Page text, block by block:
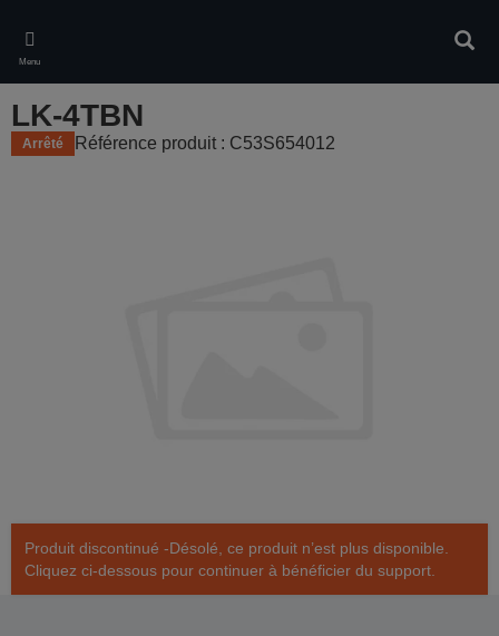
main
content
Menu
LK-4TBN
Arrêté Référence produit : C53S654012
Produit discontinué -Désolé, ce produit n’est plus disponible.
Cliquez ci-dessous pour continuer à bénéficier du support.